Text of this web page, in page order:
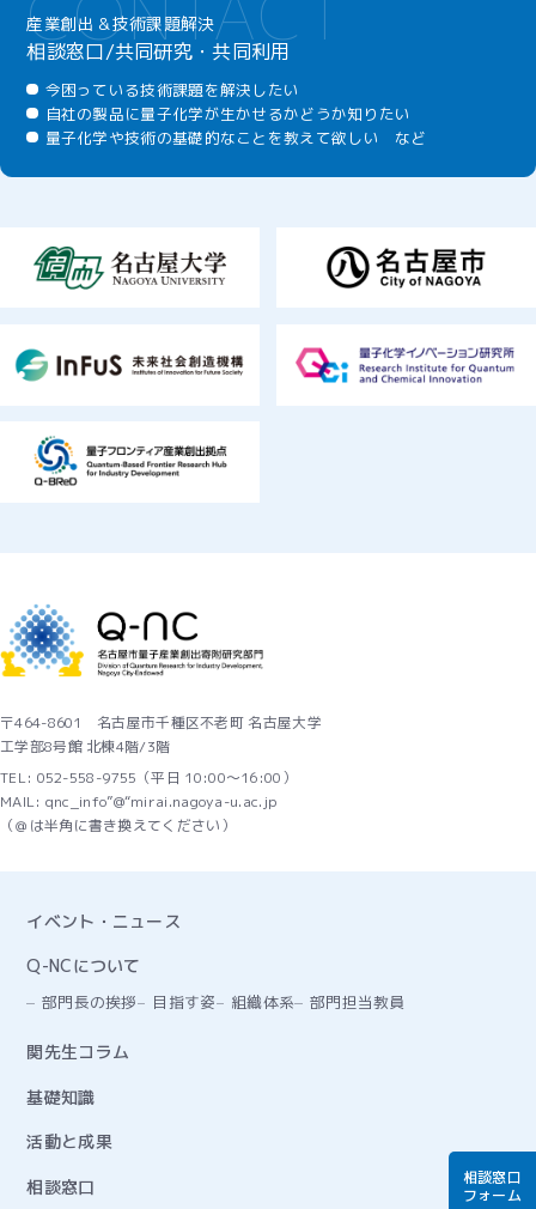
産業創出＆技術課題解決
相談窓口/共同研究・共同利用
今困っている技術課題を解決したい
自社の製品に量子化学が生かせるかどうか知りたい
量子化学や技術の基礎的なことを教えて欲しい など
〒464-8601 名古屋市千種区不老町 名古屋大学
工学部8号館 北棟4階/3階
TEL: 052-558-9755（平日 10:00～16:00）
MAIL: qnc_info”@“mirai.nagoya-u.ac.jp
（＠は半角に書き換えてください）
イベント・ニュース
Q-NCについて
部門長の挨拶 目指す姿 組織体系 部門担当教員
関先生コラム
基礎知識
活動と成果
相談窓口
相談窓口
フォーム